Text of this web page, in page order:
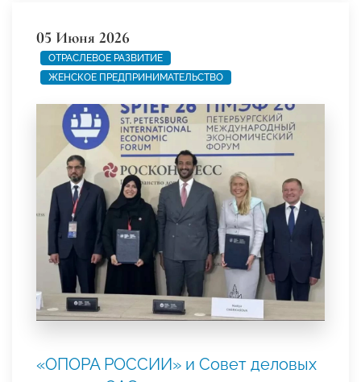
05 Июня 2026
ОТРАСЛЕВОЕ РАЗВИТИЕ
ЖЕНСКОЕ ПРЕДПРИНИМАТЕЛЬСТВО
«ОПОРА РОССИИ» и Совет деловых